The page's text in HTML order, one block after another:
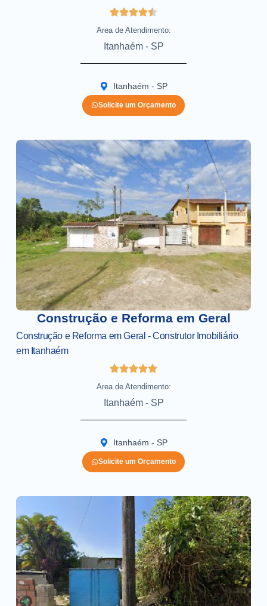
Area de Atendimento:
Itanhaém - SP
Itanhaém - SP
Solicite um Orçamento
Construção e Reforma em Geral
Construção e Reforma em Geral - Construtor Imobiliário
em Itanhaém
Area de Atendimento:
Itanhaém - SP
Itanhaém - SP
Solicite um Orçamento